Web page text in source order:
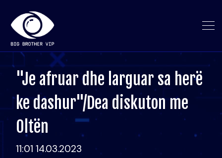
"Je afruar dhe larguar sa herë
ke dashur"/Dea diskuton me
Oltën
11:01 14.03.2023